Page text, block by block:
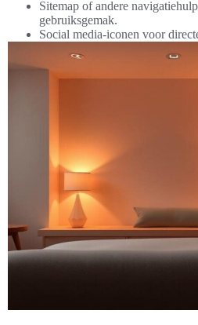
Sitemap of andere
gebruiksgemak.
Social media-iconen voor